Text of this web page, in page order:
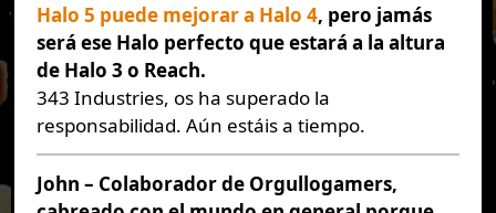
Halo 5 puede mejorar a Halo 4, pero jamás
será ese Halo perfecto que estará a la altura
de Halo 3 o Reach.
343 Industries, os ha superado la
responsabilidad. Aún estáis a tiempo.
John – Colaborador de Orgullogamers,